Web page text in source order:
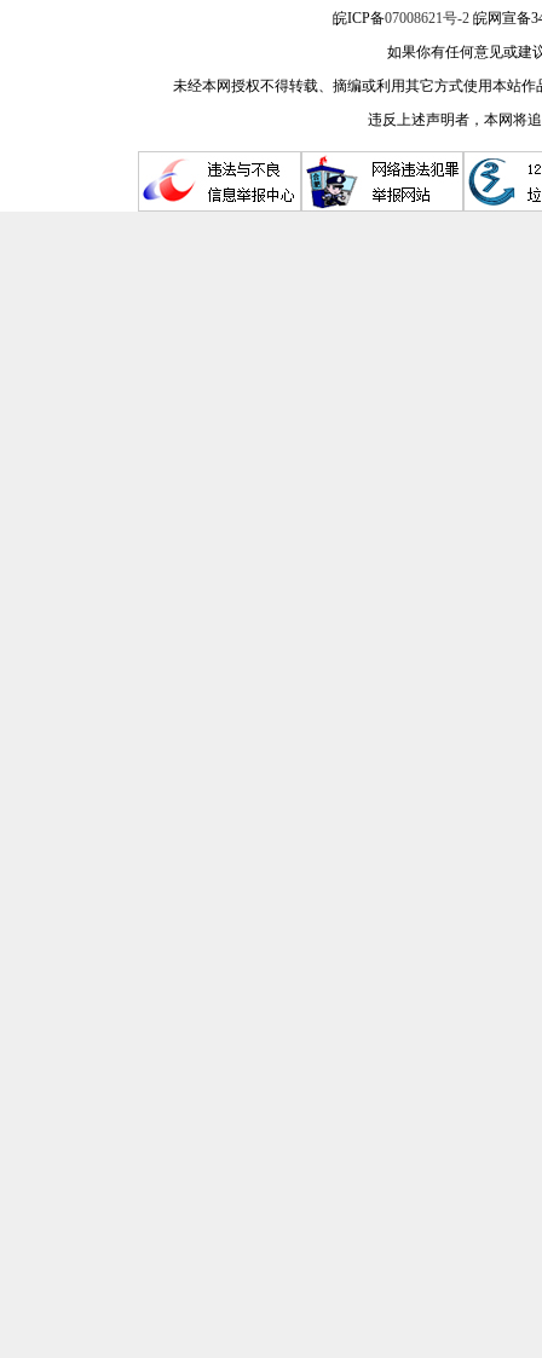
鲜花的绽放和果实的芬芳，必
闻媒体正在经历着一场伟大而全新的
数、变化，都是成长中的烦恼，也
阵痛，新闻人也正在经历着一场前所
舆论场一样，面对媒体深度融合改
皖ICP备07008621号-2 皖网宣备
如果你有任何意见或建
未经本网授权不得转载、摘编或利用其它方式使用本站
违反上述声明者，本网将